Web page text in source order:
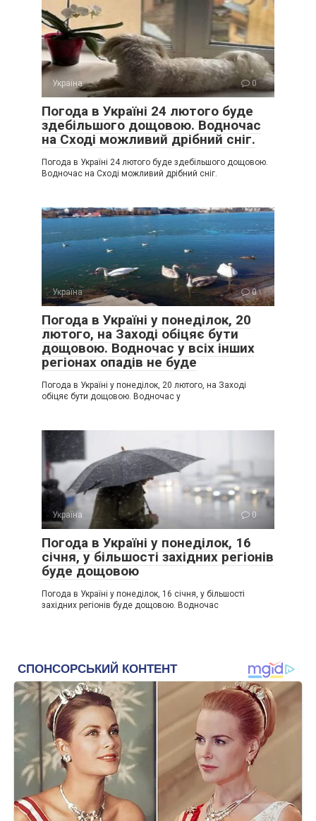
Україна 0
Погода в Україні 24 лютого буде
здебільшого дощовою. Водночас
на Сході можливий дрібний сніг.
Погода в Україні 24 лютого буде здебільшого дощовою.
Водночас на Сході можливий дрібний сніг.
Україна 0
Погода в Україні у понеділок, 20
лютого, на Заході обіцяє бути
дощовою. Водночас у всіх інших
регіонах опадів не буде
Погода в Україні у понеділок, 20 лютого, на Заході
обіцяє бути дощовою. Водночас у
Україна 0
Погода в Україні у понеділок, 16
січня, у більшості західних регіонів
буде дощовою
Погода в Україні у понеділок, 16 січня, у більшості
західних регіонів буде дощовою. Водночас